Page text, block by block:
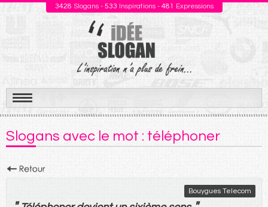
3428 Slogans - 533 Inspirations - 481 Expressions
Aller
au
contenu
Slogans avec le mot : téléphoner
Bouygues Telecom